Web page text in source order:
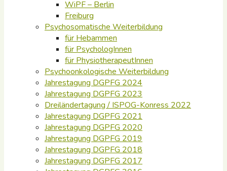
WiPF – Berlin
Freiburg
Psychosomatische Weiterbildung
für Hebammen
für PsychologInnen
für PhysiotherapeutInnen
Psychoonkologische Weiterbildung
Jahrestagung DGPFG 2024
Jahrestagung DGPFG 2023
Dreiländertagung / ISPOG-Konress 2022
Jahrestagung DGPFG 2021
Jahrestagung DGPFG 2020
Jahrestagung DGPFG 2019
Jahrestagung DGPFG 2018
Jahrestagung DGPFG 2017